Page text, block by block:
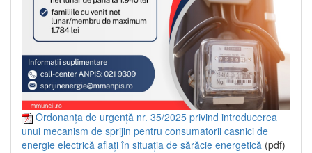
Ordonanța de urgență nr. 35/2025 privind introducerea
unui mecanism de sprijin pentru consumatorii casnici de
energie electrică aflați în situația de sărăcie energetică (pdf)